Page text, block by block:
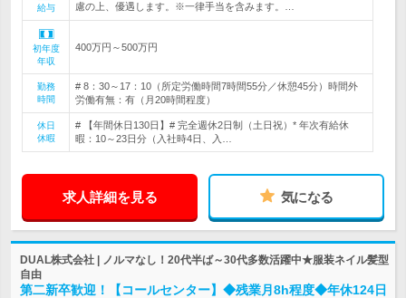
給与
慮の上、優遇します。※一律手当を含みます。…
初年度
年収
400万円～500万円
勤務
時間
# 8：30～17：10（所定労働時間7時間55分／休憩45分）時間外
労働有無：有（月20時間程度）
休日
休暇
# 【年間休日130日】# 完全週休2日制（土日祝）* 年次有給休
暇：10～23日分（入社時4日、入…
求人詳細を見る 気になる
DUAL株式会社 | ノルマなし！20代半ば～30代多数活躍中★服装ネイル髪型
自由
第二新卒歓迎！【コールセンター】◆残業月8h程度◆年休124日